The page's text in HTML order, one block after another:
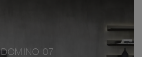
DOMINO 07